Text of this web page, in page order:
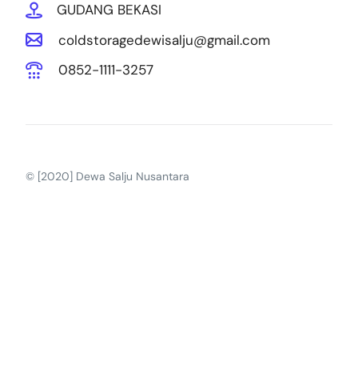
GUDANG BEKASI
coldstoragedewisalju@gmail.com
0852-1111-3257
© [2020] Dewa Salju Nusantara